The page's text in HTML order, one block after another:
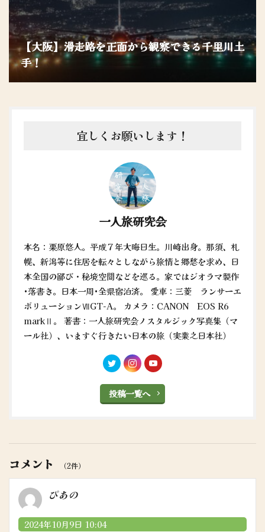
【大阪】滑走路を正面から観察できる千里川土
手！
宜しくお願いします！
一人旅研究会
本名：栗原悠人。平成７年大晦日生。川崎出身。那須、札
幌、新潟等に住居を転々としながら旅情と郷愁を求め、日
本全国の鄙び・秘境空間などを巡る。家ではジオラマ製作
•落書き。日本一周•全県宿泊済。 愛車：三菱 ランサーエ
ボリューションⅦGT-A。 カメラ：CANON EOS R6
markⅡ。 著書：一人旅研究会ノスタルジック写真集（マ
ール社）、いますぐ行きたい日本の旅（実業之日本社）
投稿一覧へ
コメント （2件）
ぴあの
2024年10月9日 10:04